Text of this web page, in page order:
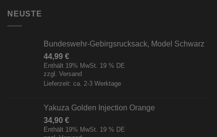
NEUSTE
Bundeswehr-Gebirgsrucksack, Model Schwarz
44,99 €
Enthält 19% MwSt. 19 % DE
zzgl. Versand
Lieferzeit: ca. 2-3 Werktage
Yakuza Golden Injection Orange
34,90 €
Enthält 19% MwSt. 19 % DE